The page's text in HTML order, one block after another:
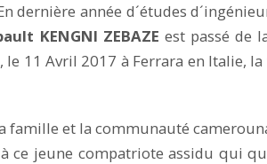
dernière année d´études
KENGNI ZEBAZE est passé de
le 11 Avril 2017 à Ferrara en Italie,
famille et la communauté
ce jeune compatriote assidu qui